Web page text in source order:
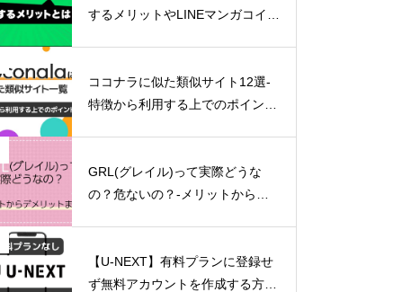
するメリットやLINEマンガコイン
ココナラに似た類似サイト12選-
特徴から利用する上でのポイン
GRL(グレイル)って実際どうな
の？危ないの？-メリットからデ
【U-NEXT】有料プランに登録せ
ず無料アカウントを作成する方法